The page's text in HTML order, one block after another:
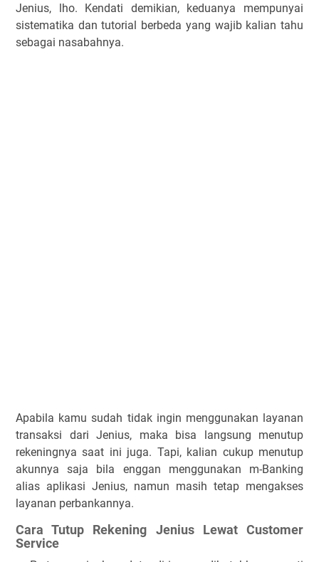
Jenius, lho. Kendati demikian, keduanya mempunyai
sistematika dan tutorial berbeda yang wajib kalian tahu
sebagai nasabahnya.
Apabila kamu sudah tidak ingin menggunakan layanan
transaksi dari Jenius, maka bisa langsung menutup
rekeningnya saat ini juga. Tapi, kalian cukup menutup
akunnya saja bila enggan menggunakan m-Banking
alias aplikasi Jenius, namun masih tetap mengakses
layanan perbankannya.
Cara Tutup Rekening Jenius Lewat Customer
Service